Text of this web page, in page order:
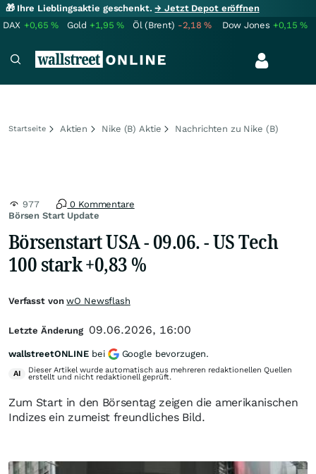
🎁 Ihre Lieblingsaktie geschenkt.→ Jetzt Depot eröffnen
DAX +0,65% Gold +1,95% Öl (Brent) -2,18% Dow Jones +0,15%
Startseite Aktien Nike (B) Aktie Nachrichten zu Nike (B)
Börsen Start Update
977 0 Kommentare
Börsenstart USA - 09.06. - US Tech
100 stark +0,83 %
Zum Start in den Börsentag zeigen die amerikanischen
Indizes ein zumeist freundliches Bild.
Verfasst vonwO Newsflash
Letzte Änderung 09.06.2026, 16:00
wallstreetONLINE bei Google bevorzugen.
AI Dieser Artikel wurde automatisch aus mehreren redaktionellen Quellen
erstellt und nicht redaktionell geprüft.